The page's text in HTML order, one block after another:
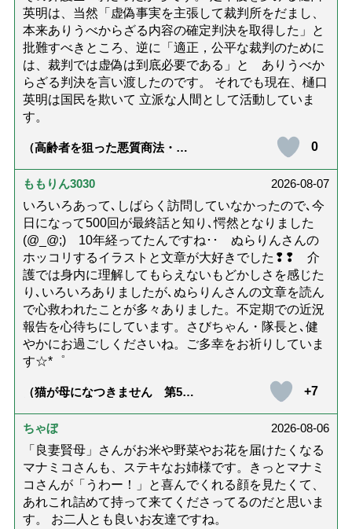
英明は、当然「虚偽事実を主張して裁判所をだまし、
本来ありうべからざる内容の確定判決を取得した」と
批難すべきところ、逆に「適正，公平な裁判のために
は、裁判では虚偽は到底必要である」と ありうべか
らざる判決を言い渡したのです。 それでも現在、樋口
英明は国民を欺いて 立派な人間として活動していま
す。
（高齢者を狙った悪質商法・訪
ないための4つの対策「騙されや
すい人の特徴は？」【社会福祉
0
ももりん3030
2026-08-07
いろいろあって､しばらく訪問していなかったので､今
日になって500回が最終話と知り､愕然となりました
(@_@;) 10年経ってたんですね･･ ぬらりんさんの
ホッコリするイラストと文章が大好きでした❢❢ 介
護では身内に理解してもらえないもどかしさを感じた
り､いろいろありましたが､ぬらりんさんの文章を読ん
で心救われたことが多々ありました。不定期での近況
報告を心待ちにしています。さびちゃん・隊長と､健
やかにお過ごしくださいね。ご多幸をお祈りしていま
す☆*゜
（猫が母になつきません 第500
+7
ちゃぼ
2026-08-06
「良妻賢母」さんがお米や野菜やお花を届けたくなる
マナミコさんも、ステキなお姉様です。きっとマナミ
コさんが「うわー！」と喜んでくれる顔を見たくて、
あれこれ詰めて持って来てくださってるのだと思いま
す。 お二人とも良いお友達ですね。